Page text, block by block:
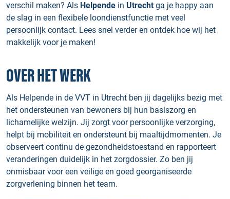
verschil maken? Als Helpende in Utrecht ga je happy aan
de slag in een flexibele loondienstfunctie met veel
persoonlijk contact. Lees snel verder en ontdek hoe wij het
makkelijk voor je maken!
OVER HET WERK
Als Helpende in de VVT in Utrecht ben jij dagelijks bezig met
het ondersteunen van bewoners bij hun basiszorg en
lichamelijke welzijn. Jij zorgt voor persoonlijke verzorging,
helpt bij mobiliteit en ondersteunt bij maaltijdmomenten. Je
observeert continu de gezondheidstoestand en rapporteert
veranderingen duidelijk in het zorgdossier. Zo ben jij
onmisbaar voor een veilige en goed georganiseerde
zorgverlening binnen het team.